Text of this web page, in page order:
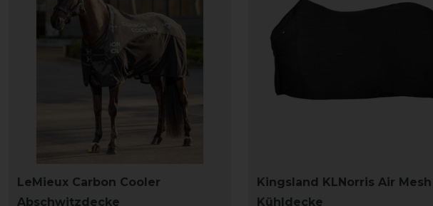
LeMieux Carbon Cooler
Abschwitzdecke
Kingsland KLNorris Air Mesh
Kühldecke